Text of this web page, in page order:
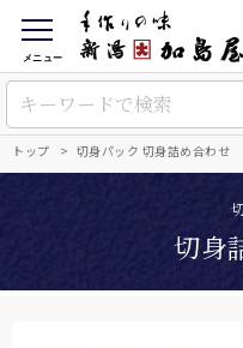
メニュー
トップ 切身パック 切身詰め合わせ
切身